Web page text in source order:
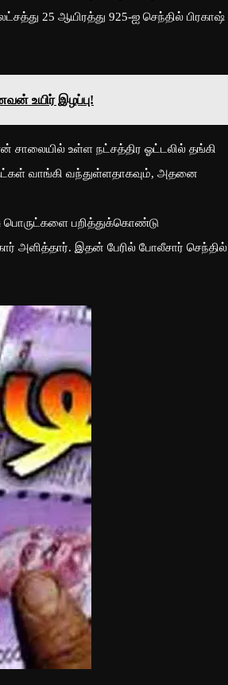
25 ஆயிரத்து 925-ஐ செந்தில் பிரகாஷ்
உயிர் இழப்பு!
சாலையில் உள்ள நட்சத்திர ஓட்டலில் தங்கி
வாங்கி வந்துள்ளதாகவும், அதனை
பொருட்களை பறித்துக்கொண்டு
அளித்தார். இதன் பேரில் போலீசார் செந்தில்